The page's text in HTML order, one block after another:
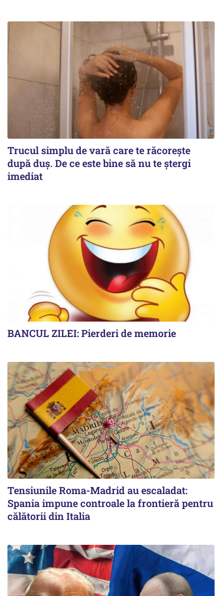
Trucul simplu de vară care te răcorește
după duș. De ce este bine să nu te ștergi
imediat
BANCUL ZILEI: Pierderi de memorie
Tensiunile Roma-Madrid au escaladat:
Spania impune controale la frontieră pentru
călătorii din Italia